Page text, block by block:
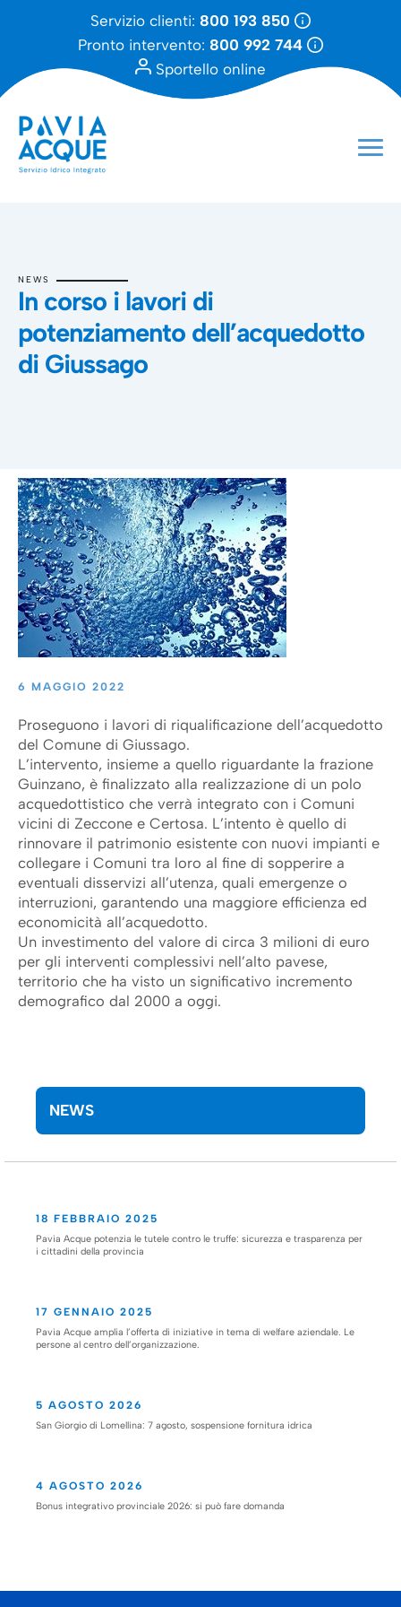
Servizio clienti: 800 193 850
Pronto intervento: 800 992 744
Sportello online
NEWS
In corso i lavori di
potenziamento dell’acquedotto
di Giussago
6 MAGGIO 2022
Proseguono i lavori di riqualificazione dell’acquedotto
del Comune di Giussago.
L’intervento, insieme a quello riguardante la frazione
Guinzano, è finalizzato alla realizzazione di un polo
acquedottistico che verrà integrato con i Comuni
vicini di Zeccone e Certosa. L’intento è quello di
rinnovare il patrimonio esistente con nuovi impianti e
collegare i Comuni tra loro al fine di sopperire a
eventuali disservizi all’utenza, quali emergenze o
interruzioni, garantendo una maggiore efficienza ed
economicità all’acquedotto.
Un investimento del valore di circa 3 milioni di euro
per gli interventi complessivi nell’alto pavese,
territorio che ha visto un significativo incremento
demografico dal 2000 a oggi.
NEWS
18 FEBBRAIO 2025
Pavia Acque potenzia le tutele contro le truffe: sicurezza e trasparenza per
i cittadini della provincia
17 GENNAIO 2025
Pavia Acque amplia l’offerta di iniziative in tema di welfare aziendale. Le
persone al centro dell’organizzazione.
5 AGOSTO 2026
San Giorgio di Lomellina: 7 agosto, sospensione fornitura idrica
4 AGOSTO 2026
Bonus integrativo provinciale 2026: si può fare domanda